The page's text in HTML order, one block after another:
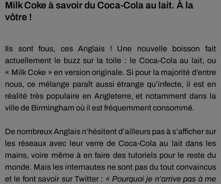
Milk Coke à savoir du Coca-Cola au lait. À la
vôtre !
Ils sont fous, ces Anglais !
Une nouvelle boisson fait
actuellement le buzz sur la toile : le Coca-Cola au lait, ou
« Milk Coke » en version originale. Si pour la majorité d’entre
nous, ce mélange paraît aussi étrange qu’infecte, il est en
réalité très populaire en Angleterre, et notamment dans la
ville de Birmingham où il est fréquemment consommé.
De nombreux Anglais n’hésitent d’ailleurs pas à s’afficher sur
les réseaux avec leur verre de Coca-Cola au lait dans les
mains, voire même à en faire des tutoriels pour le reste du
monde. Mais les internautes ne sont pas du tout convaincus
et le font savoir sur Twitter : « Pourquoi je n’arrive pas à me